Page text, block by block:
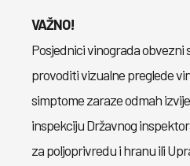
VAŽNO!
Posjednici vinograda obvezni
provoditi vizualne preglede
simptome zaraze odmah
inspekciju Državnog
za poljoprivredu i hranu ili